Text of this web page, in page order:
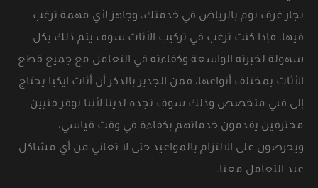
نجار غرف نوم بالرياض في خدمتك، وجاهز لأي مهمة ترغب
فيها، فإذا كنت ترغب في تركيب الأثاث سوف يتم ذلك بكل
سهولة لخبرته الواسعة وكفاءته في التعامل مع جميع قطع
الأثاث بمختلف أنواعها، فمن الجدير بالذكر أن أثاث ايكيا يحتاج
إلى فني متخصص وذلك سوف تجده لدينا لأننا نوفر فنيين
محترفين يقدمون خدماتهم بكفاءة في وقت قياسي،
ويحرصون على الالتزام بالمواعيد حتى لا تعاني من أي مشاكل
عند التعامل معنا.